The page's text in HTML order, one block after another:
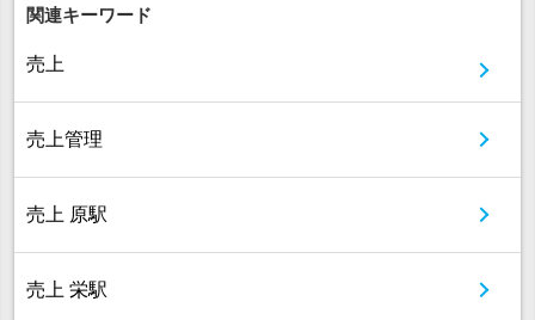
関連キーワード
売上
売上管理
売上 原駅
売上 栄駅